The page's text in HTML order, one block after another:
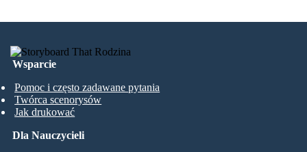
Wsparcie
Pomoc i często zadawane pytania
Twórca scenorysów
Jak drukować
Dla Nauczycieli